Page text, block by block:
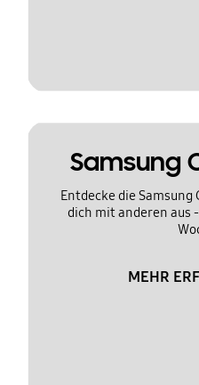
Samsung
Entdecke die
dich mit anderen aus
MEHR